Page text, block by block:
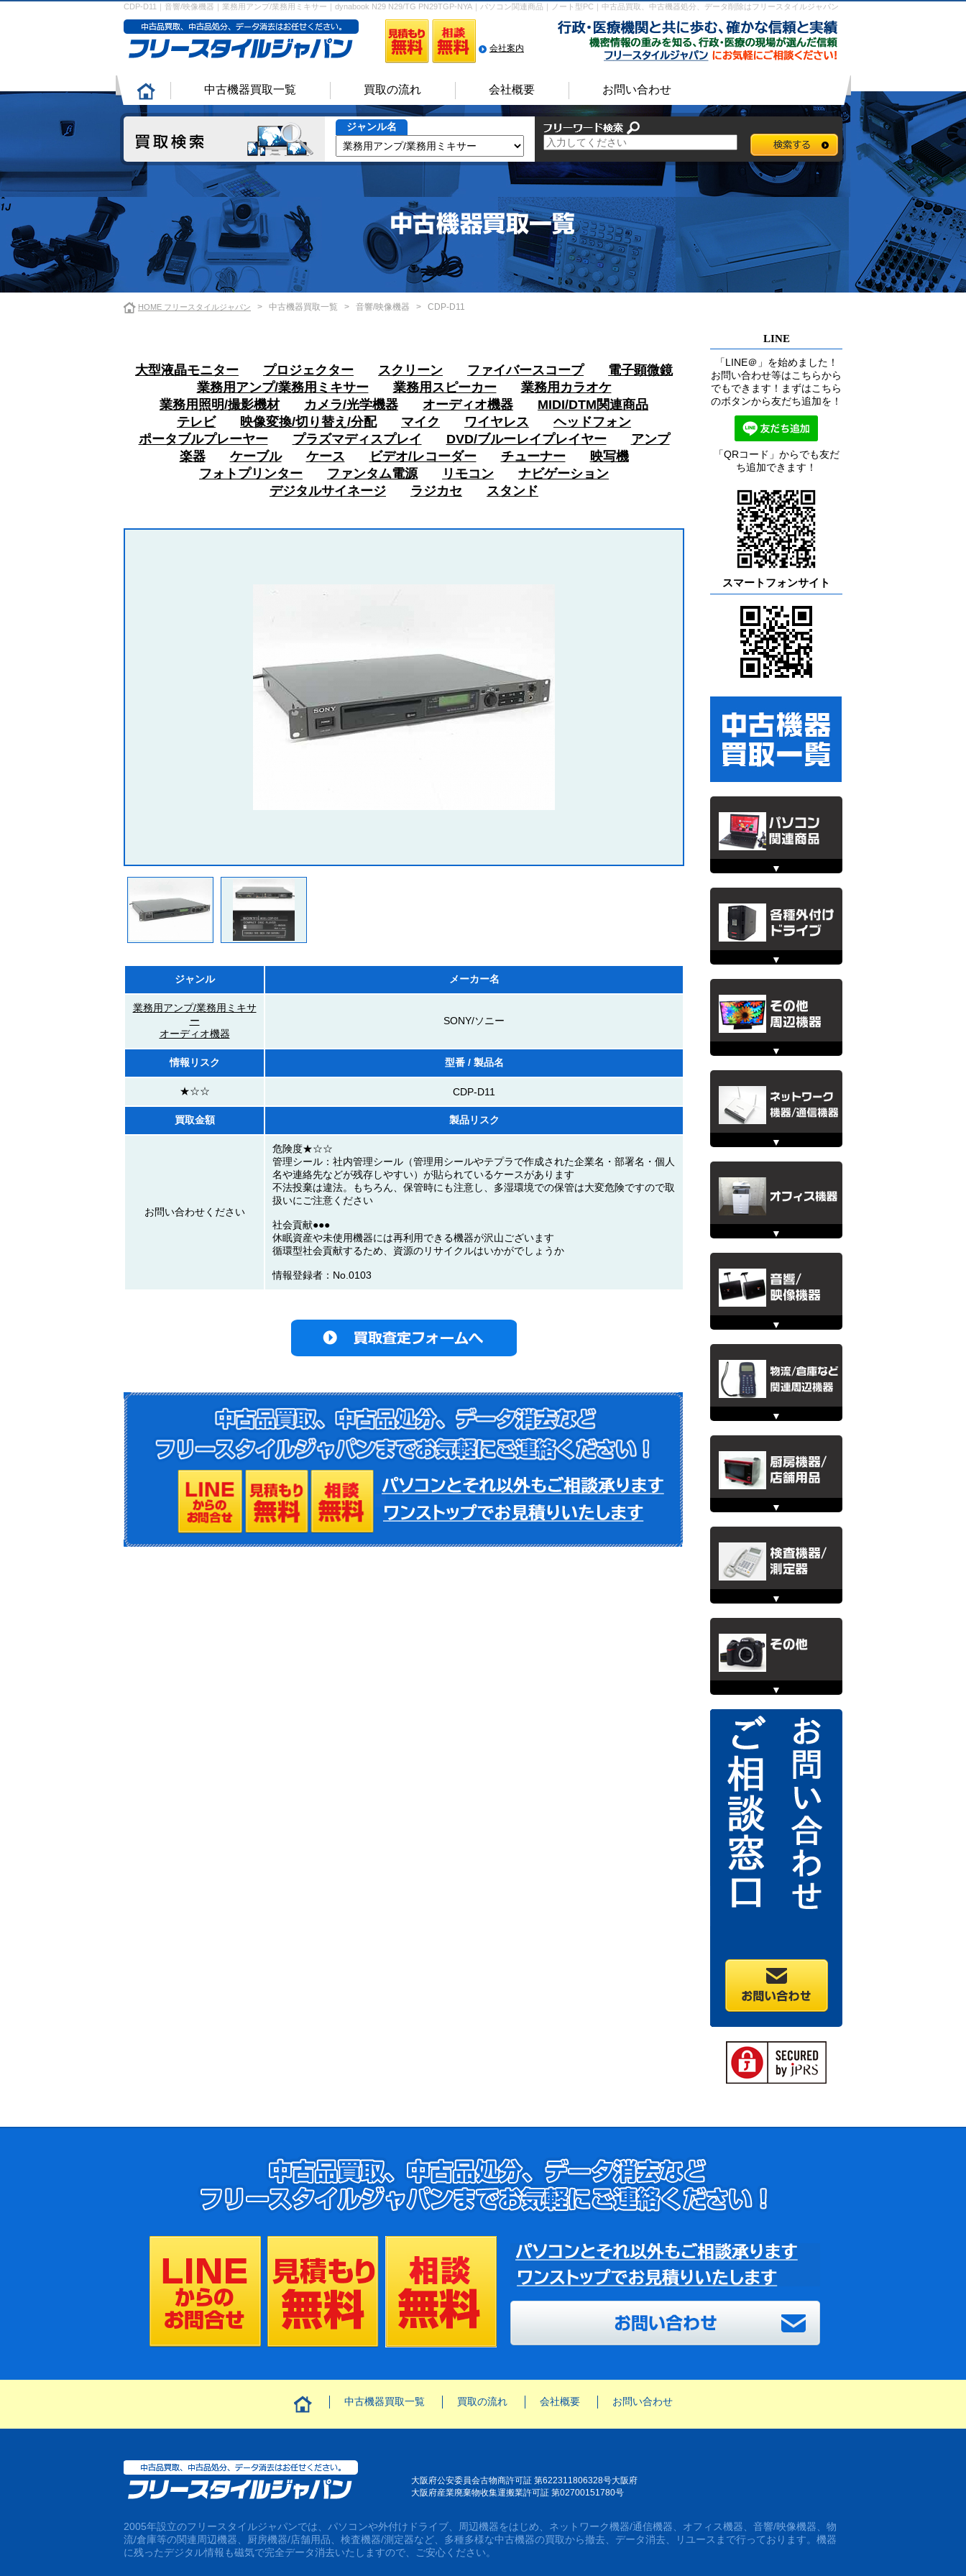
CDP-D11｜音響/映像機器｜業務用アンプ/業務用ミキサー｜dynabook N29 N29/TG PN29TGP-NYA｜パソコン関連商品｜ノート型PC｜中古品買取、中古機器処分、データ削除はフリースタイルジャパン
会社案内
中古機器買取一覧 買取の流れ 会社概要 お問い合わせ
ジャンル名
HOME フリースタイルジャパン > 中古機器買取一覧 > 音響/映像機器 > CDP-D11
大型液晶モニター プロジェクター スクリーン ファイバースコープ
電子顕微鏡
業務用アンプ/業務用ミキサー
業務用スピーカー
業務用カラオケ
業務用照明/撮影機材
カメラ/光学機器 オーディオ機器
MIDI/DTM関連商品
テレビ
映像変換/切り替え/分配 マイク ワイヤレス
ヘッドフォン
ポータブルプレーヤー
プラズマディスプレイ DVD/ブルーレイプレイヤー
アンプ
楽器
ケーブル ケース ビデオ/レコーダー チューナー
映写機
フォトプリンター
ファンタム電源 リモコン
ナビゲーション
デジタルサイネージ
ラジカセ スタンド
ジャンル メーカー名
業務用アンプ/業務用ミキサ
ー
オーディオ機器
SONY/ソニー
情報リスク 型番 / 製品名
★☆☆ CDP-D11
買取金額 製品リスク
お問い合わせください
危険度★☆☆
管理シール：社内管理シール（管理用シールやテプラで作成された企業名・部署名・個人
名や連絡先などが残存しやすい）が貼られているケースがあります
不法投棄は違法。もちろん、保管時にも注意し、多湿環境での保管は大変危険ですので取
扱いにご注意ください
社会貢献●●●
休眠資産や未使用機器には再利用できる機器が沢山ございます
循環型社会貢献するため、資源のリサイクルはいかがでしょうか
情報登録者：No.0103
LINE
「LINE＠」を始めました！
お問い合わせ等はこちらから
でもできます！まずはこちら
のボタンから友だち追加を！
「QRコード」からでも友だ
ち追加できます！
スマートフォンサイト
中古機器買取一覧 買取の流れ 会社概要 お問い合わせ
大阪府公安委員会古物商許可証 第622311806328号大阪府
大阪府産業廃棄物收集運搬業許可証 第02700151780号
2005年設立のフリースタイルジャパンでは、パソコンや外付けドライブ、周辺機器をはじめ、ネットワーク機器/通信機器、オフィス機器、音響/映像機器、物
流/倉庫等の関連周辺機器、厨房機器/店舗用品、検査機器/測定器など、多種多様な中古機器の買取から撤去、データ消去、リユースまで行っております。機器
に残ったデジタル情報も磁気で完全データ消去いたしますので、ご安心ください。